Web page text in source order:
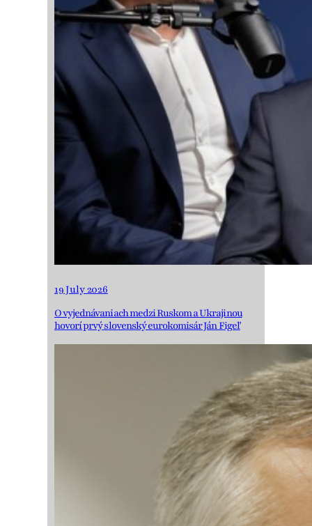
19 July 2026
O vyjednávaniach medzi Ruskom a Ukrajinou
hovorí prvý slovenský eurokomisár Ján Figeľ